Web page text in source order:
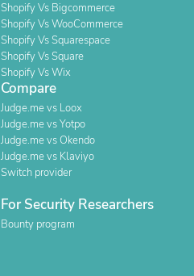
Shopify Vs Bigcommerce
Shopify Vs WooCommerce
Shopify Vs Squarespace
Shopify Vs Square
Shopify Vs Wix
Compare
Judge.me vs Loox
Judge.me vs Yotpo
Judge.me vs Okendo
Judge.me vs Klaviyo
Switch provider
For Security Researchers
Bounty program